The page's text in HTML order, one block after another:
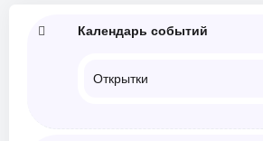
Календарь событий
Открытки